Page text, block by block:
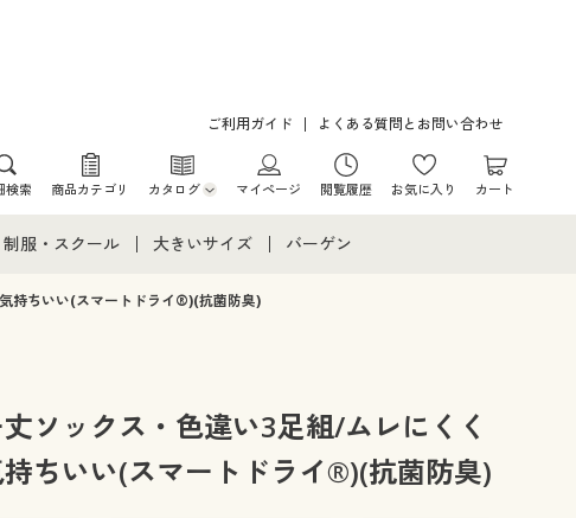
ご利用ガイド よくある質問とお問い合わせ
検索 商品カテゴリ カタログ
カタログ・チラシからのご注文
マイページ 閲覧履歴 お気に入り カート
すべて
制服・スクール
制服・スクールすべて
ジュニア・ティーンズ下着
大きいサイズ
大きいサイズ通販すべて
大きいサイズ レディース下着
大きいサイズ メンズ
バーゲン
持ちいい(スマートドライ®)(抗菌防臭)
ソックス・色違い3足組/ムレにくく
ちいい(スマートドライ®)(抗菌防臭)